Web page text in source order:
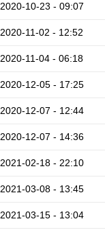
2020-10-23 - 09:07
2020-11-02 - 12:52
2020-11-04 - 06:18
2020-12-05 - 17:25
2020-12-07 - 12:44
2020-12-07 - 14:36
2021-02-18 - 22:10
2021-03-08 - 13:45
2021-03-15 - 13:04